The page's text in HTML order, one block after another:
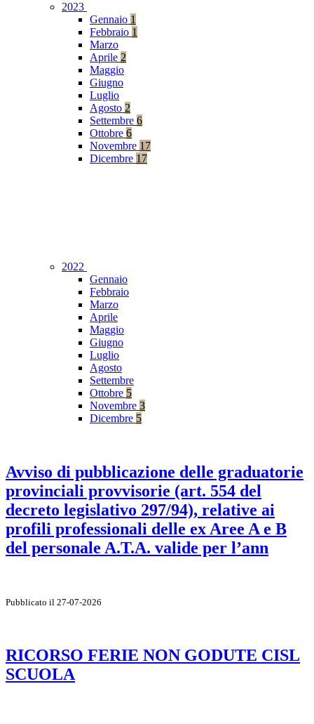
2023
Gennaio 1
Febbraio 1
Marzo
Aprile 2
Maggio
Giugno
Luglio
Agosto 2
Settembre 6
Ottobre 6
Novembre 17
Dicembre 17
2022
Gennaio
Febbraio
Marzo
Aprile
Maggio
Giugno
Luglio
Agosto
Settembre
Ottobre 5
Novembre 3
Dicembre 5
Avviso di pubblicazione delle graduatorie
provinciali provvisorie (art. 554 del
decreto legislativo 297/94), relative ai
profili professionali delle ex Aree A e B
del personale A.T.A. valide per l’ann
Pubblicato il 27-07-2026
RICORSO FERIE NON GODUTE CISL
SCUOLA